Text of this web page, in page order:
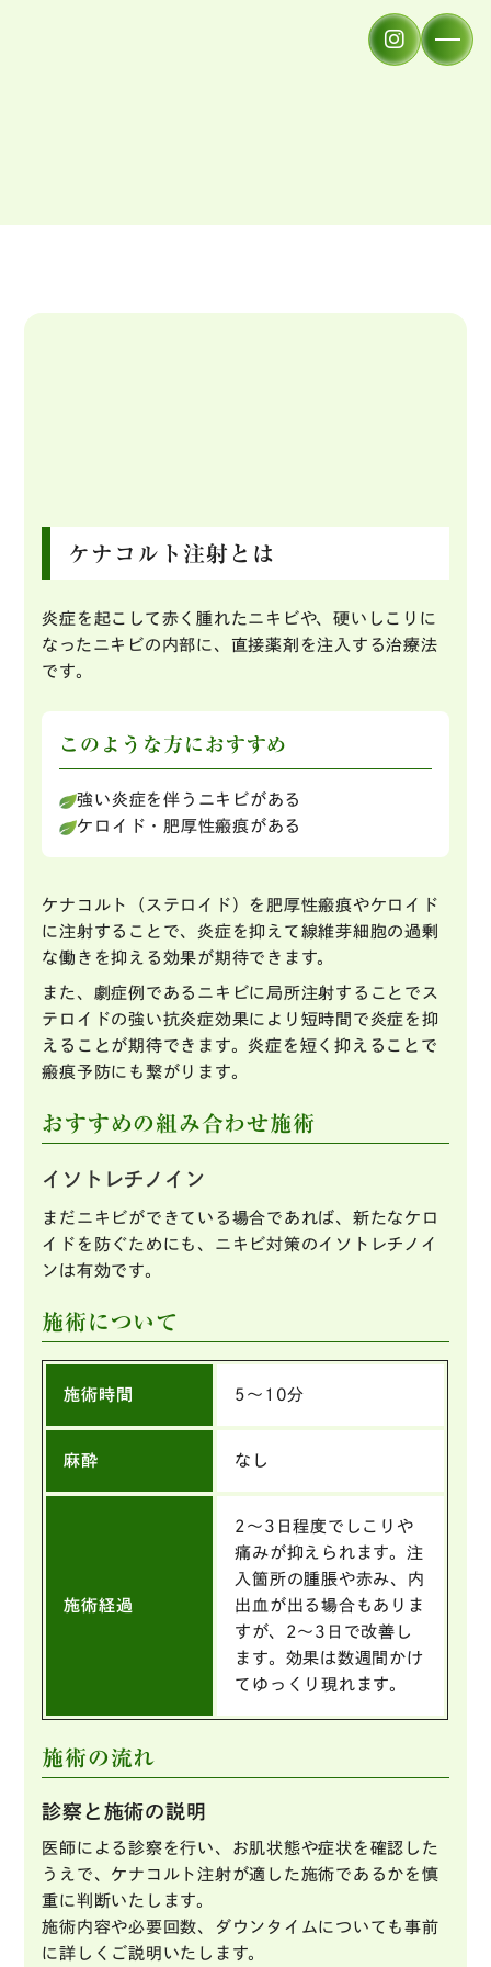
ケナコルト注射とは
炎症を起こして赤く腫れたニキビや、硬いしこりに
なったニキビの内部に、直接薬剤を注入する治療法
です。
このような方におすすめ
強い炎症を伴うニキビがある
ケロイド・肥厚性瘢痕がある
ケナコルト（ステロイド）を肥厚性瘢痕やケロイド
に注射することで、炎症を抑えて線維芽細胞の過剰
な働きを抑える効果が期待できます。
また、劇症例であるニキビに局所注射することでス
テロイドの強い抗炎症効果により短時間で炎症を抑
えることが期待できます。炎症を短く抑えることで
瘢痕予防にも繋がります。
おすすめの組み合わせ施術
イソトレチノイン
まだニキビができている場合であれば、新たなケロ
イドを防ぐためにも、ニキビ対策のイソトレチノイ
ンは有効です。
施術について
施術時間 5〜10分
麻酔 なし
施術経過
2～3日程度でしこりや
痛みが抑えられます。注
入箇所の腫脹や赤み、内
出血が出る場合もありま
すが、2～3日で改善し
ます。効果は数週間かけ
てゆっくり現れます。
施術の流れ
診察と施術の説明
医師による診察を行い、お肌状態や症状を確認した
うえで、ケナコルト注射が適した施術であるかを慎
重に判断いたします。
施術内容や必要回数、ダウンタイムについても事前
に詳しくご説明いたします。